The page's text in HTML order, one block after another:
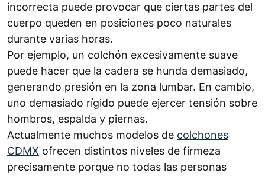
incorrecta puede provocar que ciertas partes del
cuerpo queden en posiciones poco naturales
durante varias horas.
Por ejemplo, un colchón excesivamente suave
puede hacer que la cadera se hunda demasiado,
generando presión en la zona lumbar. En cambio,
uno demasiado rígido puede ejercer tensión sobre
hombros, espalda y piernas.
Actualmente muchos modelos de colchones
CDMX ofrecen distintos niveles de firmeza
precisamente porque no todas las personas